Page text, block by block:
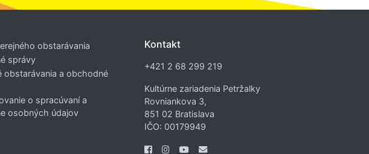
obstarávania
správy
obstarávania a obchodné
o spracúvaní a
osobných údajov
Kontakt
+421 2 68 299 219
Kultúrne zariadenia Petržalky
Rovniankova 3,
851 02 Bratislava
IČO: 00179949